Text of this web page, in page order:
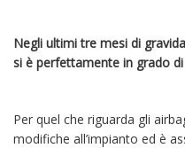
Negli ultimi tre mesi di
si è perfettamente in grado
Per quel che riguarda gli
modifiche all’impianto ed è